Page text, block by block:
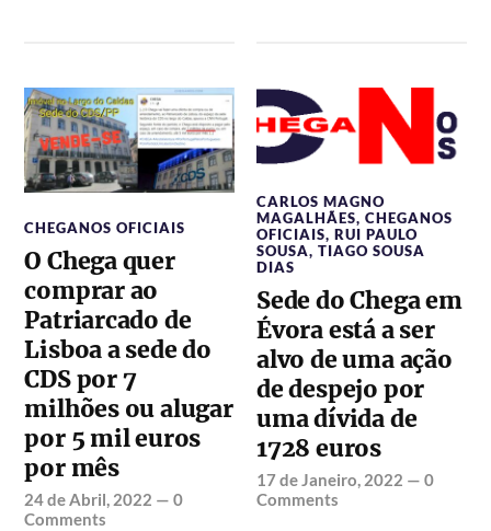
CHEGANOS OFICIAIS
O Chega quer
comprar ao
Patriarcado de
Lisboa a sede do
CDS por 7
milhões ou alugar
por 5 mil euros
por mês
24 de Abril, 2022 —0
Comments
CARLOS MAGNO
MAGALHÃES,CHEGANOS
OFICIAIS,RUI PAULO
SOUSA,TIAGO SOUSA
DIAS
Sede do Chega em
Évora está a ser
alvo de uma ação
de despejo por
uma dívida de
1728 euros
17 de Janeiro, 2022 —0
Comments